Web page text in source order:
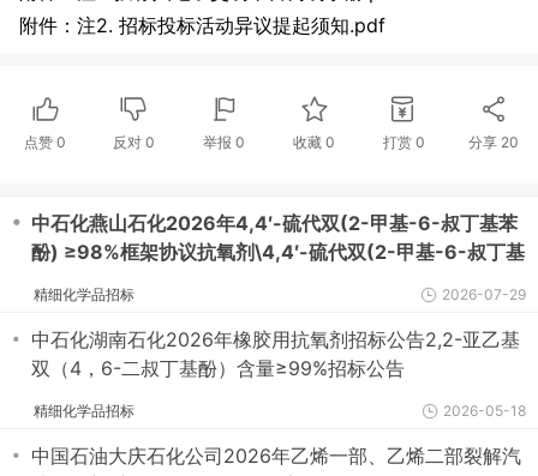
附件：注2. 招标投标活动异议提起须知.pdf
点赞 0 反对0 举报 0 收藏 0 打赏 0 分享 20
・ 中石化燕山石化2026年4,4′-硫代双(2-甲基-6-叔丁基苯
酚) ≥98%框架协议抗氧剂\4,4′-硫代双(2-甲基-6-叔丁基
精细化学品招标 2026-07-29
・ 中石化湖南石化2026年橡胶用抗氧剂招标公告2,2-亚乙基
双（4，6-二叔丁基酚）含量≥99%招标公告
精细化学品招标 2026-05-18
・ 中国石油大庆石化公司2026年乙烯一部、乙烯二部裂解汽